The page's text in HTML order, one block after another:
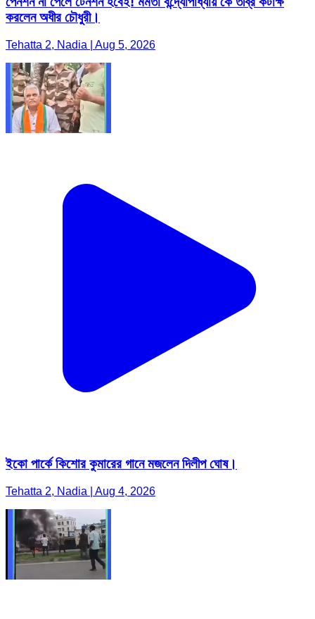
করলেন অধীর চৌধুরী।
Tehatta 2, Nadia | Aug 5, 2026
ইকো পার্কে কিশোর কুমারের গানে মজলেন দিলীপ ঘোষ।
Tehatta 2, Nadia | Aug 4, 2026